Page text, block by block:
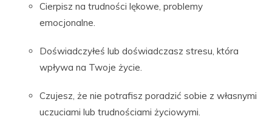
Cierpisz na trudności lękowe, problemy
emocjonalne.
Doświadczyłeś lub doświadczasz stresu, która
wpływa na Twoje życie.
Czujesz, że nie potrafisz poradzić sobie z własnymi
uczuciami lub trudnościami życiowymi.